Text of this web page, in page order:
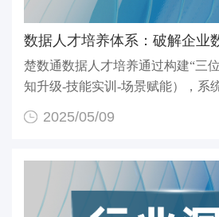
楚数通数据人才培养通过构建“三
知升级-技能实训-场景赋能），系
2025/05/09